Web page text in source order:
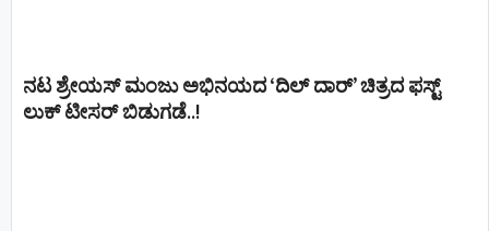
ನಟ ಶ್ರೇಯಸ್ ಮಂಜು ಅಭಿನಯದ ‘ದಿಲ್ ದಾರ್’ ಚಿತ್ರದ ಫಸ್ಟ್
ಲುಕ್ ಟೀಸರ್ ಬಿಡುಗಡೆ..!